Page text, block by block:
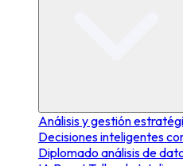
Análisis y gestión
Decisiones inteligentes
Diplomado análisis de